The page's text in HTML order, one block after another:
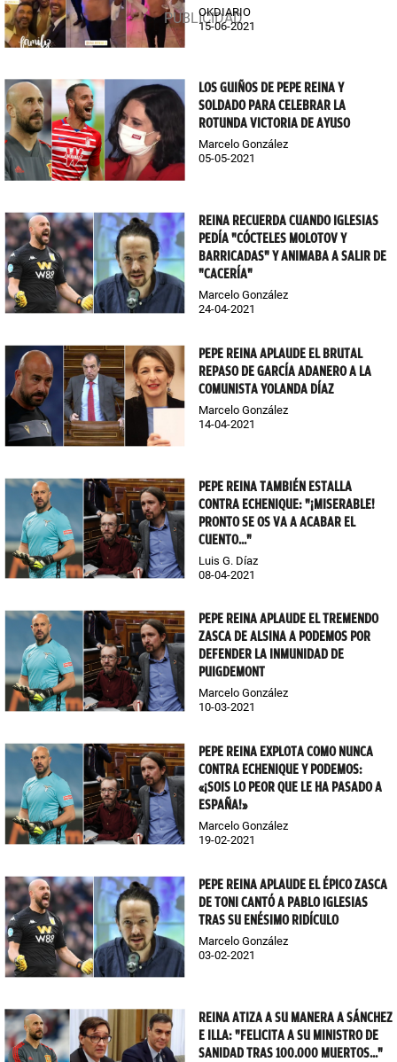
OKDIARIO
15-06-2021
LOS GUIÑOS DE PEPE REINA Y
SOLDADO PARA CELEBRAR LA
ROTUNDA VICTORIA DE AYUSO
Marcelo González
05-05-2021
REINA RECUERDA CUANDO IGLESIAS
PEDÍA "CÓCTELES MOLOTOV Y
BARRICADAS" Y ANIMABA A SALIR DE
"CACERÍA"
Marcelo González
24-04-2021
PEPE REINA APLAUDE EL BRUTAL
REPASO DE GARCÍA ADANERO A LA
COMUNISTA YOLANDA DÍAZ
Marcelo González
14-04-2021
PEPE REINA TAMBIÉN ESTALLA
CONTRA ECHENIQUE: "¡MISERABLE!
PRONTO SE OS VA A ACABAR EL
CUENTO..."
Luis G. Díaz
08-04-2021
PEPE REINA APLAUDE EL TREMENDO
ZASCA DE ALSINA A PODEMOS POR
DEFENDER LA INMUNIDAD DE
PUIGDEMONT
Marcelo González
10-03-2021
PEPE REINA EXPLOTA COMO NUNCA
CONTRA ECHENIQUE Y PODEMOS:
«¡SOIS LO PEOR QUE LE HA PASADO A
ESPAÑA!»
Marcelo González
19-02-2021
PEPE REINA APLAUDE EL ÉPICO ZASCA
DE TONI CANTÓ A PABLO IGLESIAS
TRAS SU ENÉSIMO RIDÍCULO
Marcelo González
03-02-2021
REINA ATIZA A SU MANERA A SÁNCHEZ
E ILLA: "FELICITA A SU MINISTRO DE
SANIDAD TRAS 100.000 MUERTOS..."